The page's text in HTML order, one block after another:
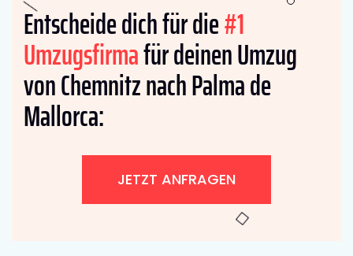
Entscheide dich für die#1
Umzugsfirmafür deinen Umzug
von Chemnitz nach Palma de
Mallorca:
JETZT ANFRAGEN